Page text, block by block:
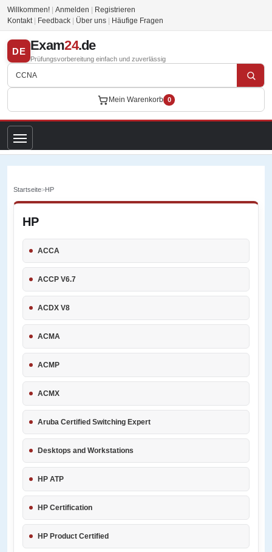
Willkommen! Anmelden
Registrieren
Kontakt
Feedback Über uns Häufige Fragen
DE Exam24.de
Prüfungsvorbereitung einfach und zuverlässig
Mein Warenkorb 0
Startseite>HP
HP
ACCA
ACCP V6.7
ACDX V8
ACMA
ACMP
ACMX
Aruba Certified Switching Expert
Desktops and Workstations
HP ATP
HP Certification
HP Product Certified